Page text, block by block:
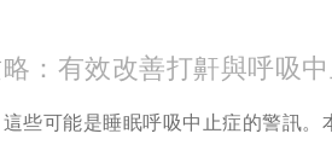
：有效改善打鼾與呼吸
些可能是睡眠呼吸中止症的警訊